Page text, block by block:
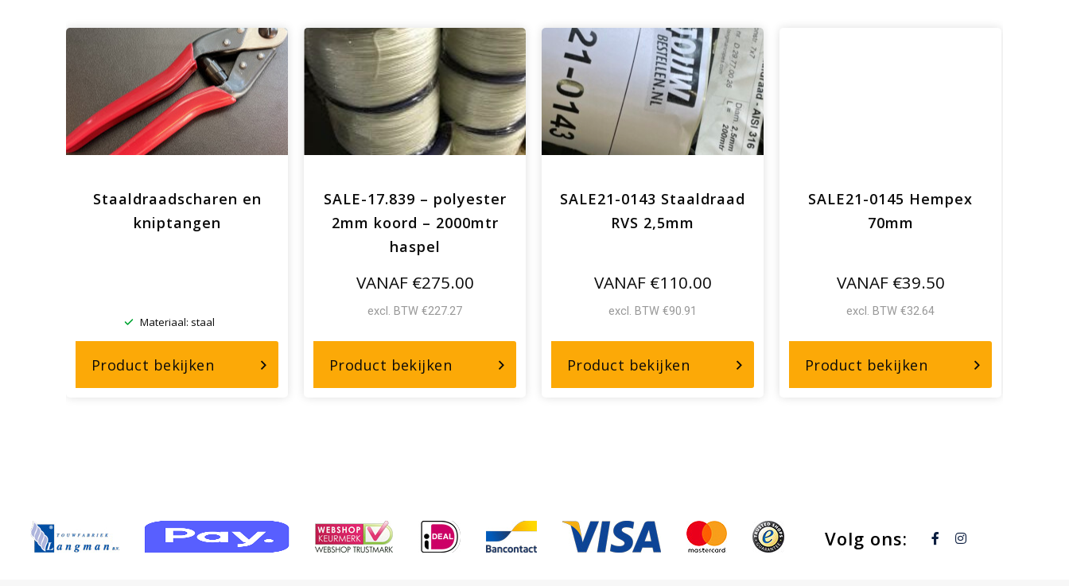
Staaldraadscharen en
kniptangen
Materiaal: staal
Product bekijken
Staaldraadscharen
SALE-17.839 – polyester
2mm koord – 2000mtr
haspel
VANAF €275.00
excl. BTW €227.27
Product bekijken
SALE-
koord
–
SALE21-0143 Staaldraad
RVS 2,5mm
VANAF €110.00
excl. BTW €90.91
Product bekijken
SALE21-
SALE21-0145 Hempex
70mm
VANAF €39.50
excl. BTW €32.64
Product bekijken
SALE21-
Volg ons: